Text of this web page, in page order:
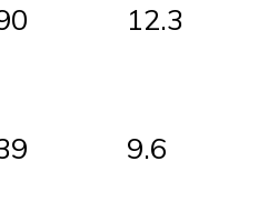
12.3
9.6